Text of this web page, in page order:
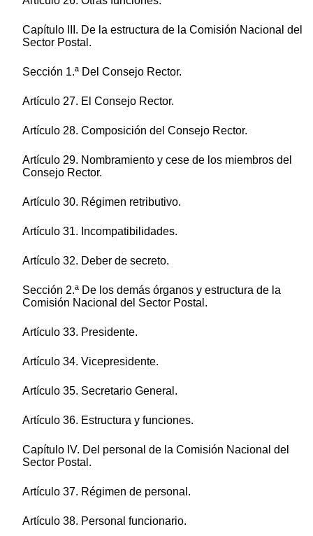
Capítulo III. De la estructura de la Comisión Nacional del
Sector Postal.
Sección 1.ª Del Consejo Rector.
Artículo 27. El Consejo Rector.
Artículo 28. Composición del Consejo Rector.
Artículo 29. Nombramiento y cese de los miembros del
Consejo Rector.
Artículo 30. Régimen retributivo.
Artículo 31. Incompatibilidades.
Artículo 32. Deber de secreto.
Sección 2.ª De los demás órganos y estructura de la
Comisión Nacional del Sector Postal.
Artículo 33. Presidente.
Artículo 34. Vicepresidente.
Artículo 35. Secretario General.
Artículo 36. Estructura y funciones.
Capítulo IV. Del personal de la Comisión Nacional del
Sector Postal.
Artículo 37. Régimen de personal.
Artículo 38. Personal funcionario.